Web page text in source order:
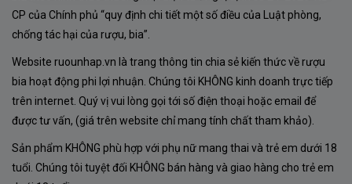
CP của Chính phủ “quy định chi tiết một số điều của Luật phòng,
chống tác hại của rượu, bia”.
Website ruounhap.vn là trang thông tin chia sẻ kiến thức về rượu
bia hoạt động phi lợi nhuận. Chúng tôi KHÔNG kinh doanh trực tiếp
trên internet. Quý vị vui lòng gọi tới số điện thoại hoặc email để
được tư vấn, (giá trên website chỉ mang tính chất tham khảo).
Sản phẩm KHÔNG phù hợp với phụ nữ mang thai và trẻ em dưới 18
tuổi. Chúng tôi tuyệt đối KHÔNG bán hàng và giao hàng cho trẻ em